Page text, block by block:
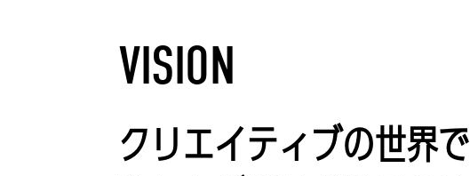
VISION
クリエイティブの世界で